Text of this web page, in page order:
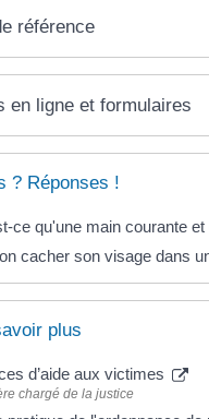
référence
en ligne et formulaires
? Réponses !
ce qu'une main courante
cacher son visage dans
plus
d’aide aux victimes
chargé de la justice